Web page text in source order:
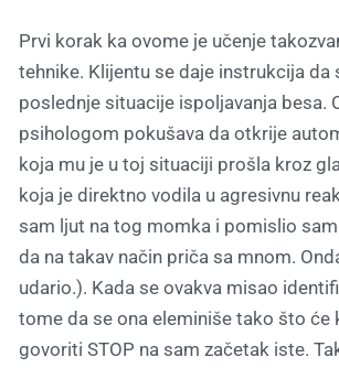
Prvi korak ka ovome je učenje
tehnike. Klijentu se daje instrukcija da
poslednje situacije ispoljavanja besa.
psihologom pokušava da otkrije
koja mu je u toj situaciji prošla kroz
koja je direktno vodila u agresivnu
sam ljut na tog momka i pomislio
da na takav način priča sa mnom.
udario.). Kada se ovakva misao
tome da se ona eleminiše tako što će
govoriti STOP na sam začetak iste.